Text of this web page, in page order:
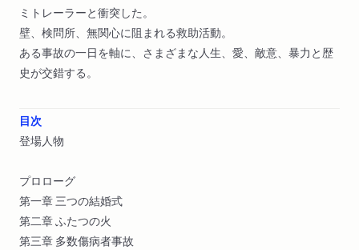
ミトレーラーと衝突した。
壁、検問所、無関心に阻まれる救助活動。
ある事故の一日を軸に、さまざまな人生、愛、敵意、暴力と歴
史が交錯する。
目次
登場人物
プロローグ
第一章 三つの結婚式
第二章 ふたつの火
第三章 多数傷病者事故